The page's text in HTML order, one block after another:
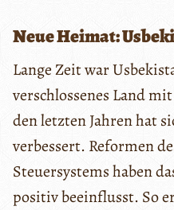
Neue Heimat:
Lange Zeit war
verschlossenes Land
den letzten Jahren hat
verbessert. Reformen
Steuersystems haben
positiv beeinflusst. So